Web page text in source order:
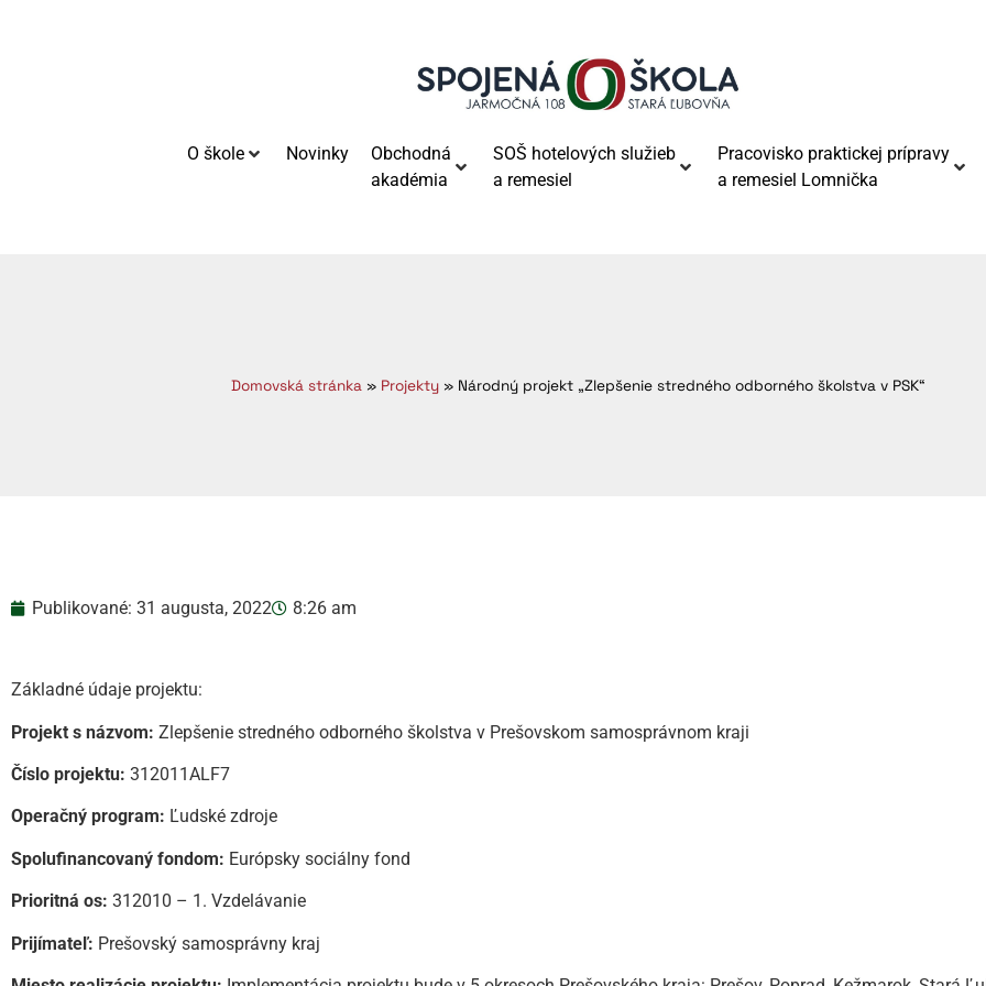
O škole Novinky
Obchodná
akadémia
SOŠ hotelových služieb
a remesiel
Pracovisko praktickej prípravy
a remesiel Lomnička
Domovská stránka» Projekty» Národný projekt „Zlepšenie stredného odborného školstva v PSK“
Publikované: 31 augusta, 2022 8:26 am
Základné údaje projektu:
Projekt s názvom: Zlepšenie stredného odborného školstva v Prešovskom samosprávnom kraji
Číslo projektu: 312011ALF7
Operačný program: Ľudské zdroje
Spolufinancovaný fondom: Európsky sociálny fond
Prioritná os: 312010 – 1. Vzdelávanie
Prijímateľ: Prešovský samosprávny kraj